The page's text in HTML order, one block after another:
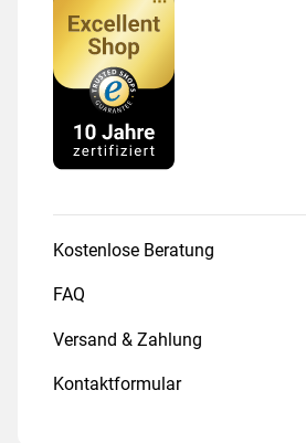
Kostenlose Beratung
FAQ
Versand & Zahlung
Kontaktformular